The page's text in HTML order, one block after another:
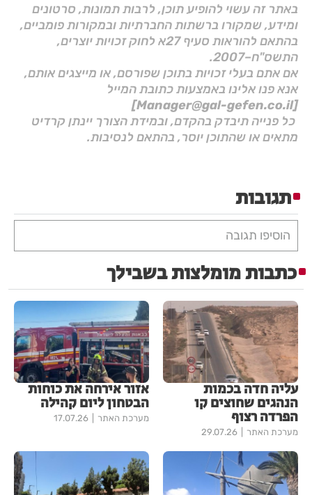
באתר זה עשוי להופיע תוכן, לרבות תמונות, סרטונים
ומידע, שמקורו ברשתות החברתיות ובמקורות פומביים,
בהתאם להוראות סעיף 27א לחוק זכויות יוצרים,
התשס"ח–2007.
אם אתם בעלי זכויות בתוכן שפורסם, או מייצגים אותם,
אנא פנו אלינו באמצעות כתובת המייל
[Manager@gal-gefen.co.il]
כל פנייה תיבדק בהקדם, ובמידת הצורך יינתן קרדיט
מתאים או שהתוכן יוסר, בהתאם לנסיבות.
תגובות
הוסיפו תגובה
כתבות מומלצות בשבילך
עליה חדה בכמות
הנהגים שחוצים קו
הפרדה רצוף
מערכת האתר 29.07.26
אזור אירחה את כוחות
הבטחון ליום קהילה
מערכת האתר 17.07.26